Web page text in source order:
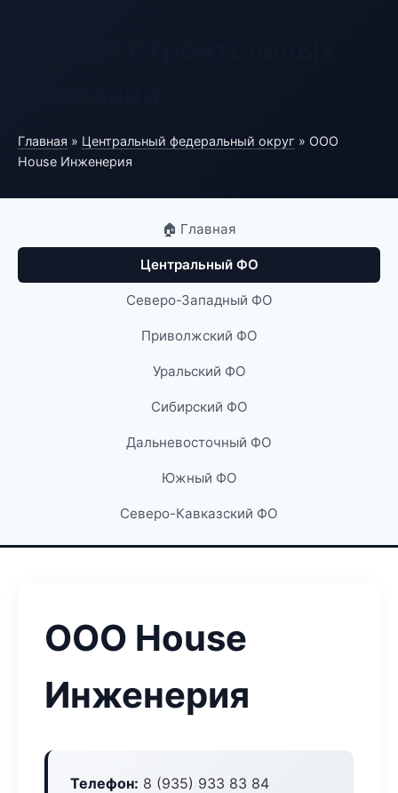
Главная » Центральный федеральный округ » ООО
House Инженерия
🏠 Главная
Центральный ФО
Северо-Западный ФО
Приволжский ФО
Уральский ФО
Сибирский ФО
Дальневосточный ФО
Южный ФО
Северо-Кавказский ФО
ООО House
Инженерия
Телефон: 8 (935) 933 83 84